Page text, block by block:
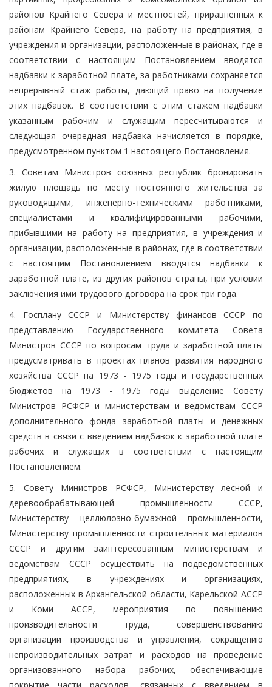
районов Крайнего Севера и местностей, приравненных к
районам Крайнего Севера, на работу на предприятия, в
учреждения и организации, расположенные в районах, где в
соответствии с настоящим Постановлением вводятся
надбавки к заработной плате, за работниками сохраняется
непрерывный стаж работы, дающий право на получение
этих надбавок. В соответствии с этим стажем надбавки
указанным рабочим и служащим пересчитываются и
следующая очередная надбавка начисляется в порядке,
предусмотренном пунктом 1 настоящего Постановления.
3. Советам Министров союзных республик бронировать
жилую площадь по месту постоянного жительства за
руководящими, инженерно-техническими работниками,
специалистами и квалифицированными рабочими,
прибывшими на работу на предприятия, в учреждения и
организации, расположенные в районах, где в соответствии
с настоящим Постановлением вводятся надбавки к
заработной плате, из других районов страны, при условии
заключения ими трудового договора на срок три года.
4. Госплану СССР и Министерству финансов СССР по
представлению Государственного комитета Совета
Министров СССР по вопросам труда и заработной платы
предусматривать в проектах планов развития народного
хозяйства СССР на 1973 - 1975 годы и государственных
бюджетов на 1973 - 1975 годы выделение Совету
Министров РСФСР и министерствам и ведомствам СССР
дополнительного фонда заработной платы и денежных
средств в связи с введением надбавок к заработной плате
рабочих и служащих в соответствии с настоящим
Постановлением.
5. Совету Министров РСФСР, Министерству лесной и
деревообрабатывающей промышленности СССР,
Министерству целлюлозно-бумажной промышленности,
Министерству промышленности строительных материалов
СССР и другим заинтересованным министерствам и
ведомствам СССР осуществить на подведомственных
предприятиях, в учреждениях и организациях,
расположенных в Архангельской области, Карельской АССР
и Коми АССР, мероприятия по повышению
производительности труда, совершенствованию
организации производства и управления, сокращению
непроизводительных затрат и расходов на проведение
организованного набора рабочих, обеспечивающие